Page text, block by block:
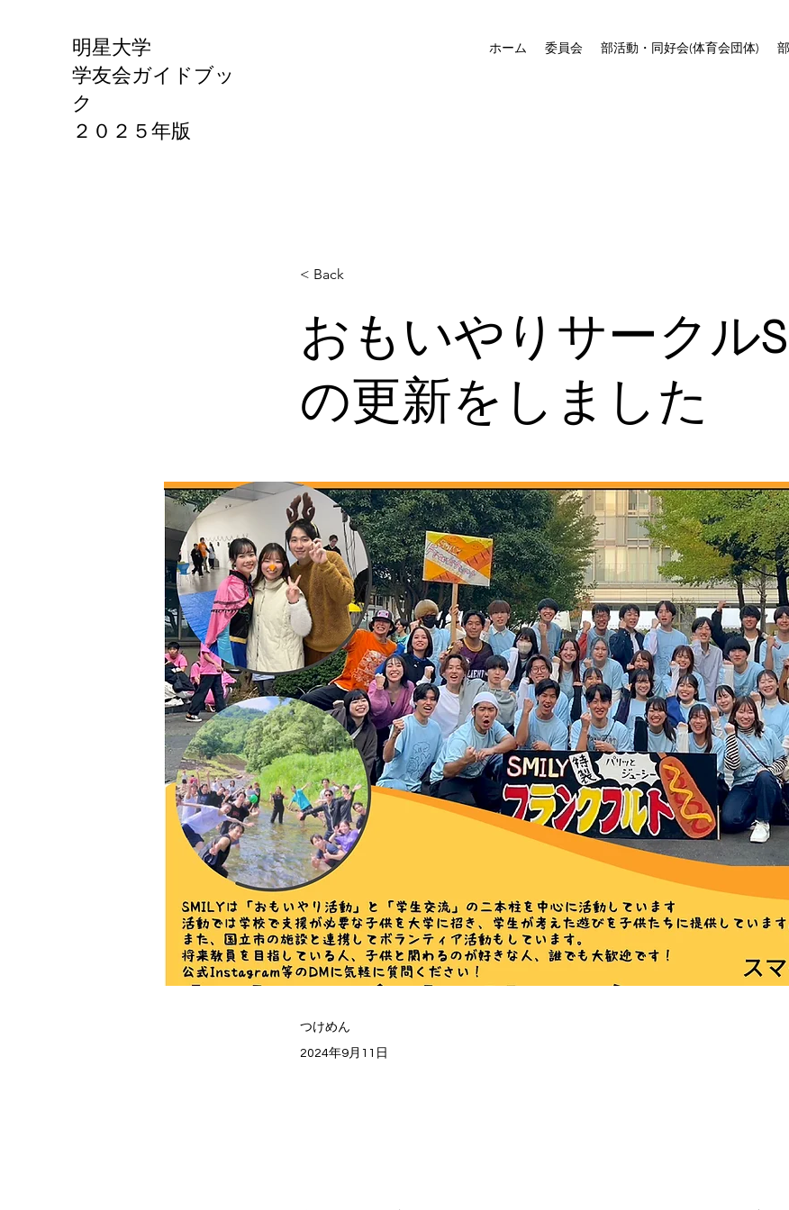
明星大学
学友会ガイドブッ
ク
​２０２５年版
ホーム 委員会 部活動・同好会(体育会団体)
< Back
おもいやりサークル
の更新をしました
つけめん
2024年9月11日